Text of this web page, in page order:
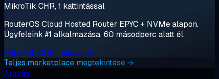
MikroTik CHR, 1 kattintással
RouterOS Cloud Hosted Router EPYC + NVMe alapon.
Ügyfeleink #1 alkalmazása. 60 másodperc alatt él.
MikroTik CHR indítása →
Teljes marketplace megtekintése →
Árazás